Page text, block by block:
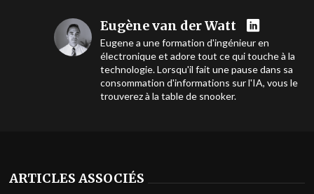
Eugène van der Watt
Eugene a une formation d'ingénieur en
électronique et adore tout ce qui touche à la
technologie. Lorsqu'il fait une pause dans sa
consommation d'informations sur l'IA, vous le
trouverez à la table de snooker.
ARTICLES ASSOCIÉS